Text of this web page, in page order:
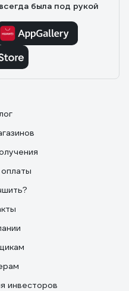
была под рукой
инвесторов